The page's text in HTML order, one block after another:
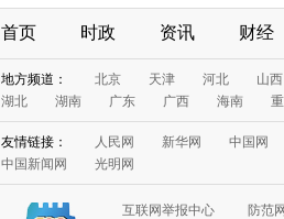
首页 时政 资讯 财经
地方频道： 北京 天津 河北
山西
湖北
湖南 广东 广西 海南
友情链接： 人民网 新华网
中国网
中国新闻网
光明网
互联网举报中心
防范